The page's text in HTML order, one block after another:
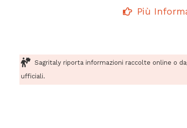
Più
Sagritaly riporta informazioni raccolte online o
ufficiali.